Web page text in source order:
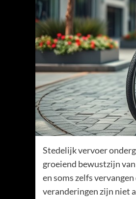
Stedelijk vervoer
groeiend bewustzijn
en soms zelfs
veranderingen zijn niet